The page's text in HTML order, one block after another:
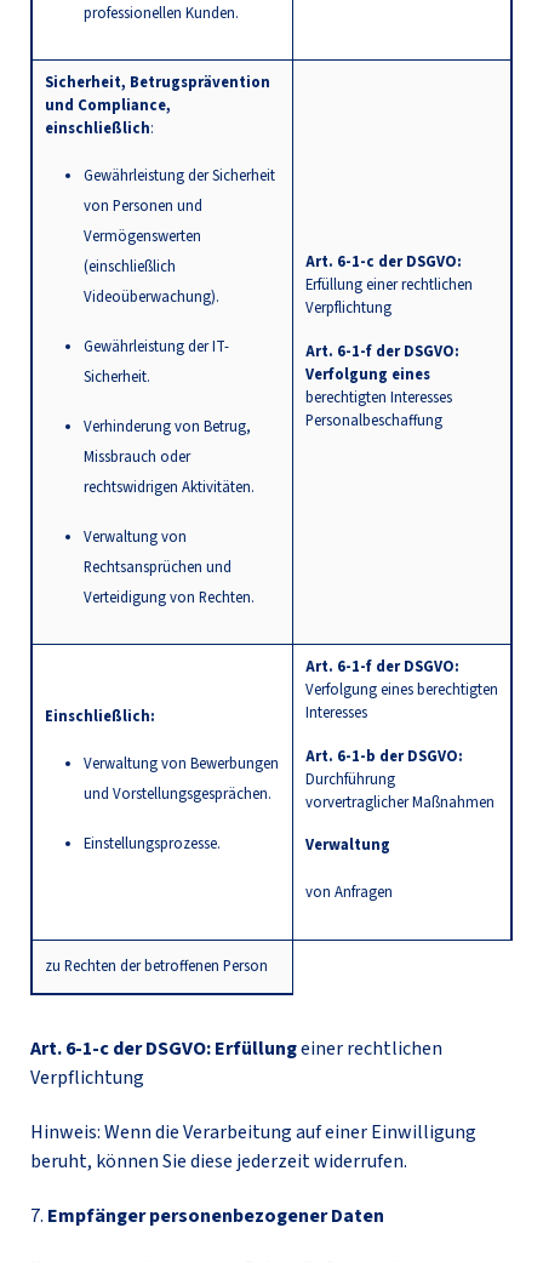
professionellen Kunden.
Sicherheit, Betrugsprävention
und Compliance,
einschließlich:
Gewährleistung der Sicherheit
von Personen und
Vermögenswerten
(einschließlich
Videoüberwachung).
Gewährleistung der IT-
Sicherheit.
Verhinderung von Betrug,
Missbrauch oder
rechtswidrigen Aktivitäten.
Verwaltung von
Rechtsansprüchen und
Verteidigung von Rechten.
Art. 6-1-c der DSGVO:
Erfüllung einer rechtlichen
Verpflichtung
Art. 6-1-f der DSGVO:
Verfolgung eines
berechtigten Interesses
Personalbeschaffung
Einschließlich:
Verwaltung von Bewerbungen
und Vorstellungsgesprächen.
Einstellungsprozesse.
Art. 6-1-f der DSGVO:
Verfolgung eines berechtigten
Interesses
Art. 6-1-b der DSGVO:
Durchführung
vorvertraglicher Maßnahmen
Verwaltung
von Anfragen
zu Rechten der betroffenen Person
Art. 6-1-c der DSGVO: Erfüllungeiner rechtlichen
Verpflichtung
Hinweis: Wenn die Verarbeitung auf einer Einwilligung
beruht, können Sie diese jederzeit widerrufen.
7. Empfänger personenbezogener Daten